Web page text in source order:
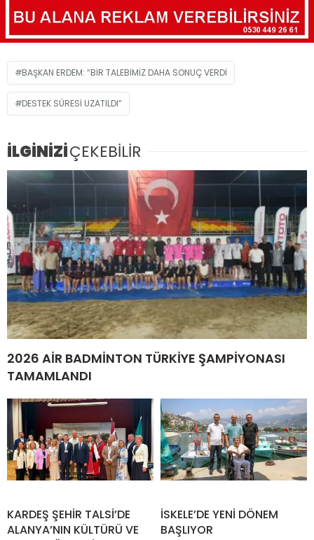
BAŞKAN ERDEM: “BİR TALEBİMİZ DAHA SONUÇ VERDİ
DESTEK SÜRESİ UZATILDI”
İLGİNİZİÇEKEBİLİR
2026 AİR BADMİNTON TÜRKİYE ŞAMPİYONASI
TAMAMLANDI
KARDEŞ ŞEHİR TALSİ’DE
ALANYA’NIN KÜLTÜRÜ VE
İSKELE’DE YENİ DÖNEM
BAŞLIYOR